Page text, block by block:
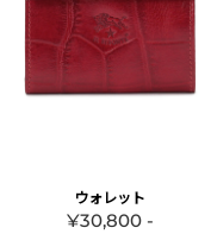
ウォレット
¥30,800 -